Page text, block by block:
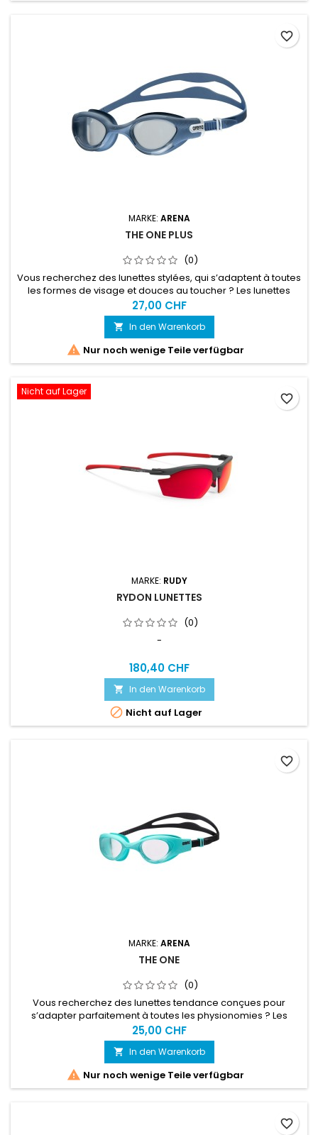
MARKE: ARENA
THE ONE PLUS
(0)
Vous recherchez des lunettes stylées, qui s’adaptent à toutes
les formes de visage et douces au toucher ? Les lunettes
confortables arena The One Plus sont idéales pour les
nageurs, nageuses et triathlètes.
27,00 CHF
 In den Warenkorb
 Nur noch wenige Teile verfügbar
favorite_border
Nicht auf Lager
MARKE: RUDY
RYDON LUNETTES
(0)
-
180,40 CHF
 In den Warenkorb
 Nicht auf Lager
favorite_border
MARKE: ARENA
THE ONE
(0)
Vous recherchez des lunettes tendance conçues pour
s’adapter parfaitement à toutes les physionomies ? Les
lunettes confortables arena The One sont conçues aussi bien
pour les nageurs de loisir que les nageurs réguliers.
25,00 CHF
 In den Warenkorb
 Nur noch wenige Teile verfügbar
favorite_border
favorite_border